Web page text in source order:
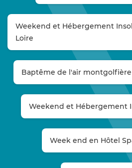
Weekend et Hébergement
Loire
Baptême de l'air montgolfière
Weekend et Hébergement
Week end en Hôtel